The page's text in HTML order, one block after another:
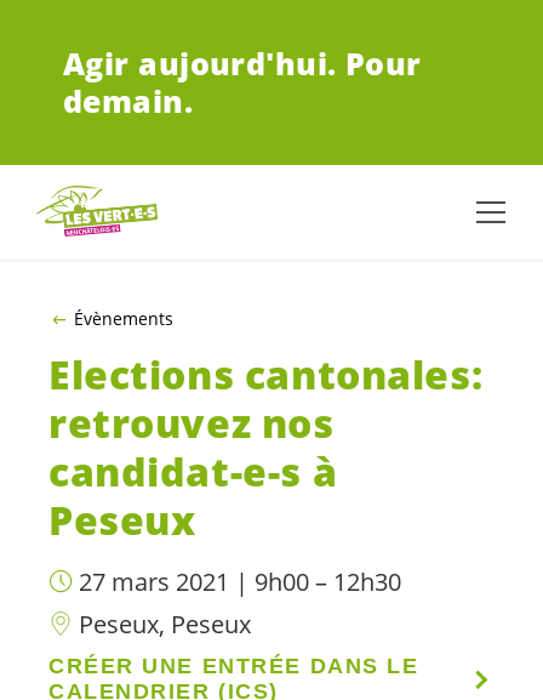
Agir aujourd'hui. Pour
demain.
Évènements
Elections cantonales:
retrouvez nos
candidat-e-s à
Peseux
27 mars 2021 | 9h00 – 12h30
Peseux, Peseux
CRÉER UNE ENTRÉE DANS LE
CALENDRIER (ICS)